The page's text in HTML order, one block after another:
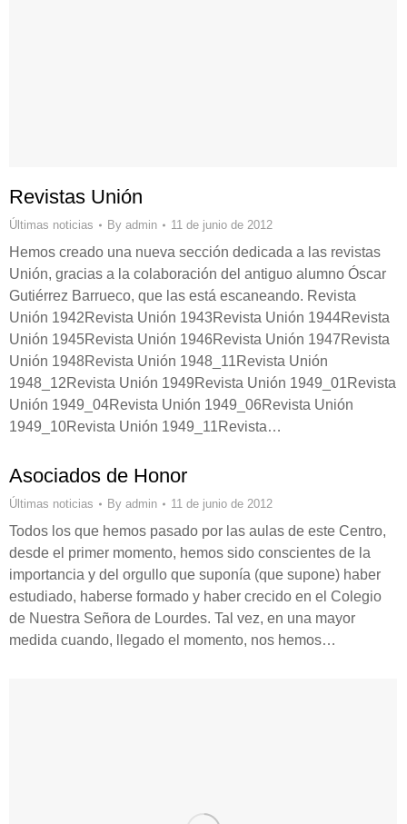
Revistas Unión
Últimas noticias By admin 11 de junio de 2012
Hemos creado una nueva sección dedicada a las revistas
Unión, gracias a la colaboración del antiguo alumno Óscar
Gutiérrez Barrueco, que las está escaneando. Revista
Unión 1942Revista Unión 1943Revista Unión 1944Revista
Unión 1945Revista Unión 1946Revista Unión 1947Revista
Unión 1948Revista Unión 1948_11Revista Unión
1948_12Revista Unión 1949Revista Unión 1949_01Revista
Unión 1949_04Revista Unión 1949_06Revista Unión
1949_10Revista Unión 1949_11Revista…
Asociados de Honor
Últimas noticias By admin 11 de junio de 2012
Todos los que hemos pasado por las aulas de este Centro,
desde el primer momento, hemos sido conscientes de la
importancia y del orgullo que suponía (que supone) haber
estudiado, haberse formado y haber crecido en el Colegio
de Nuestra Señora de Lourdes. Tal vez, en una mayor
medida cuando, llegado el momento, nos hemos…